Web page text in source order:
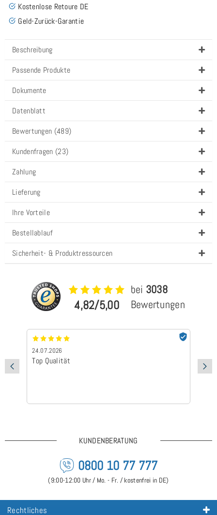
Kostenlose Retoure DE
Geld-Zurück-Garantie
Beschreibung
Passende Produkte
Dokumente
Datenblatt
Bewertungen (489)
Kundenfragen (23)
Zahlung
Lieferung
Ihre Vorteile
Bestellablauf
Sicherheit- & Produktressourcen
4,82/5,00
bei 3038
Bewertungen
24.07.2026
Top Qualität
KUNDENBERATUNG
0800 10 77 777
(9:00-12:00 Uhr / Mo. - Fr. / kostenfrei in DE)
Rechtliches